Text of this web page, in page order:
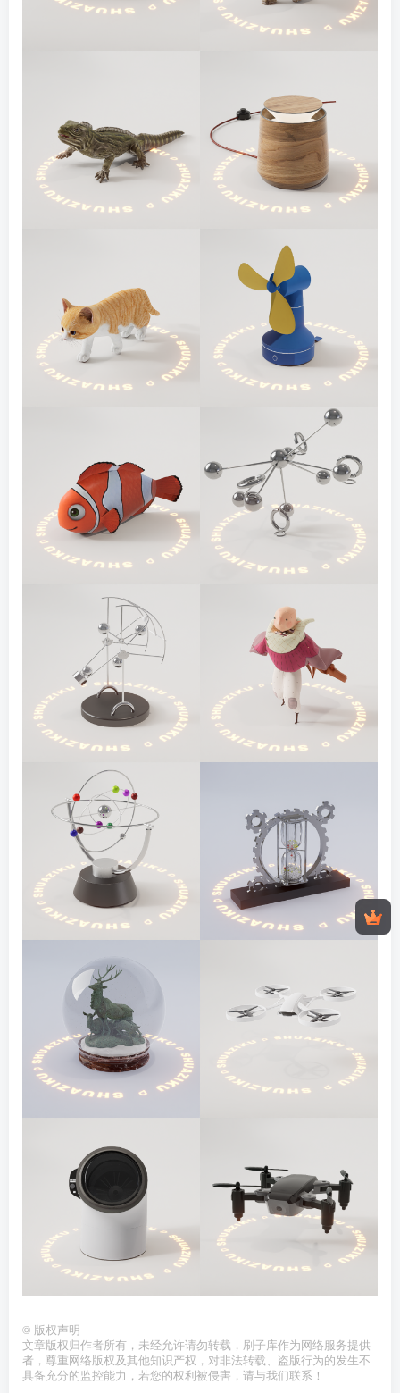
© 版权声明
文章版权归作者所有，未经允许请勿转载，刷子库作为网络服务提供
者，尊重网络版权及其他知识产权，对非法转载、盗版行为的发生不
具备充分的监控能力，若您的权利被侵害，请与我们联系！